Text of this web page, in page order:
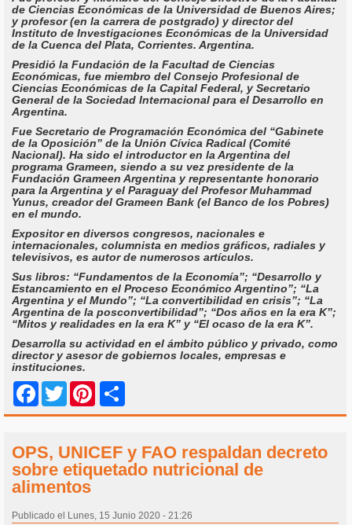
de Ciencias Económicas de la Universidad de Buenos Aires;
y profesor (en la carrera de postgrado) y director del
Instituto de Investigaciones Económicas de la Universidad
de la Cuenca del Plata, Corrientes. Argentina.
Presidió la Fundación de la Facultad de Ciencias
Económicas, fue miembro del Consejo Profesional de
Ciencias Económicas de la Capital Federal, y Secretario
General de la Sociedad Internacional para el Desarrollo en
Argentina.
Fue Secretario de Programación Económica del “Gabinete
de la Oposición” de la Unión Cívica Radical (Comité
Nacional). Ha sido el introductor en la Argentina del
programa Grameen, siendo a su vez presidente de la
Fundación Grameen Argentina y representante honorario
para la Argentina y el Paraguay del Profesor Muhammad
Yunus, creador del Grameen Bank (el Banco de los Pobres)
en el mundo.
Expositor en diversos congresos, nacionales e
internacionales, columnista en medios gráficos, radiales y
televisivos, es autor de numerosos artículos.
Sus libros: “Fundamentos de la Economía”; “Desarrollo y
Estancamiento en el Proceso Económico Argentino”; “La
Argentina y el Mundo”; “La convertibilidad en crisis”; “La
Argentina de la posconvertibilidad”; “Dos años en la era K”;
“Mitos y realidades en la era K” y “El ocaso de la era K”.
Desarrolla su actividad en el ámbito público y privado, como
director y asesor de gobiernos locales, empresas e
instituciones.
Facebook
Twitter Pinterest
OPS, UNICEF y FAO respaldan decreto
sobre etiquetado nutricional de
alimentos
Publicado el Lunes, 15 Junio 2020 - 21:26